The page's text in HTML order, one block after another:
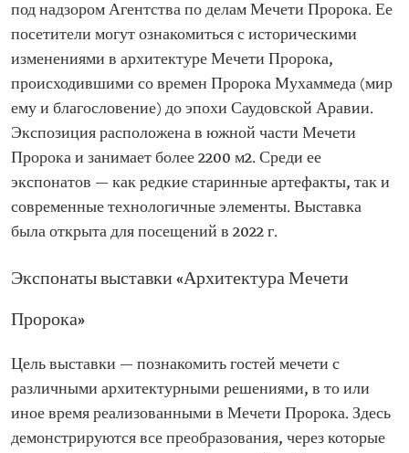
под надзором Агентства по делам Мечети Пророка. Ее
посетители могут ознакомиться с историческими
изменениями в архитектуре Мечети Пророка,
происходившими со времен Пророка Мухаммеда (мир
ему и благословение) до эпохи Саудовской Аравии.
Экспозиция расположена в южной части Мечети
Пророка и занимает более 2200 м2. Среди ее
экспонатов — как редкие старинные артефакты, так и
современные технологичные элементы. Выставка
была открыта для посещений в 2022 г.
Экспонаты выставки «Архитектура Мечети
Пророка»
Цель выставки — познакомить гостей мечети с
различными архитектурными решениями, в то или
иное время реализованными в Мечети Пророка. Здесь
демонстрируются все преобразования, через которые